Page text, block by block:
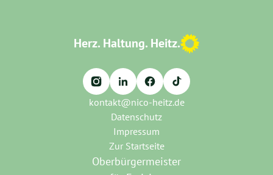
Herz. Haltung. Heitz.
InstagramLinkedInFacebook
TikTok
Oberbürgermeister
kontakt@nico-heitz.de
Datenschutz
Impressum
Zur Startseite